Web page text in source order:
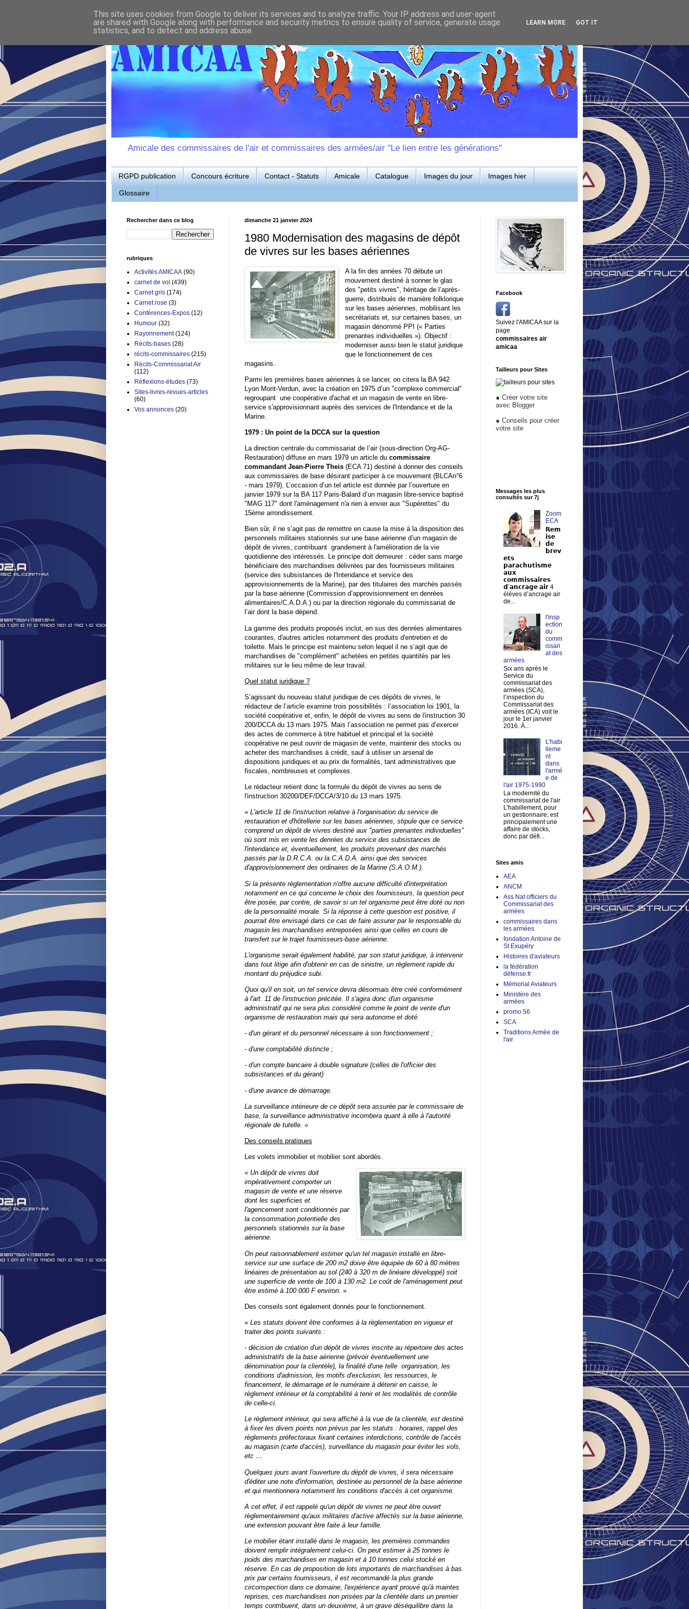
Amicale des commissaires de l'air et commissaires des armées/air "Le lien entre les générations"
RGPD publication Concours écriture Contact - Statuts Amicale Catalogue Images du jour Images hier
Glossaire
dimanche 21 janvier 2024
1980 Modernisation des magasins de dépôt
de vivres sur les bases aériennes
A la fin des années 70 débute un
mouvement destiné à sonner le glas
des "petits vivres", héritage de l’après-
guerre, distribués de manière folklorique
sur les bases aériennes, mobilisant les
secrétariats et, sur certaines bases, un
magasin dénommé PPI (« Parties
prenantes individuelles »). Objectif :
moderniser aussi bien le statut juridique
que le fonctionnement de ces
magasins.
Parmi les premières bases aériennes à se lancer, on citera la BA 942
Lyon Mont-Verdun, avec la création en 1975 d’un "complexe commercial"
regroupant une coopérative d'achat et un magasin de vente en libre-
service s'approvisionnant auprès des services de l'Intendance et de la
Marine.
1979 : Un point de la DCCA sur la question
La direction centrale du commissariat de l’air (sous-direction Org-AG-
Restauration) diffuse en mars 1979 un article du commissaire
commandant Jean-Pierre Theis (ECA 71) destiné à donner des conseils
aux commissaires de base désirant participer à ce mouvement (BLCAn°6
- mars 1979). L’occasion d’un tel article est donnée par l’ouverture en
janvier 1979 sur la BA 117 Paris-Balard d’un magasin libre-service baptisé
"MAG 117" dont l'aménagement n'a rien à envier aux "Supérettes" du
15ème arrondissement.
Bien sûr, il ne s’agit pas de remettre en cause la mise à la disposition des
personnels militaires stationnés sur une base aérienne d’un magasin de
dépôt de vivres, contribuant grandement à l'amélioration de la vie
quotidienne des intéressés. Le principe doit demeurer : céder sans marge
bénéficiaire des marchandises délivrées par des fournisseurs militaires
(service des subsistances de l'Intendance et service des
approvisionnements de la Marine), par des titulaires des marchés passés
par la base aérienne (Commission d’approvisionnement en denrées
alimentaires/C.A.D.A.) ou par la direction régionale du commissariat de
l’air dont la base dépend.
La gamme des produits proposés inclut, en sus des denrées alimentaires
courantes, d'autres articles notamment des produits d'entretien et de
toilette. Mais le principe est maintenu selon lequel il ne s’agit que de
marchandises de "complément" achetées en petites quantités par les
militaires sur le lieu même de leur travail.
Quel statut juridique ?
S’agissant du nouveau statut juridique de ces dépôts de vivres, le
rédacteur de l’article examine trois possibilités : l’association loi 1901, la
société coopérative et, enfin, le dépôt de vivres au sens de l'instruction 30
200/DCCA du 13 mars 1975. Mais l’association ne permet pas d’exercer
des actes de commerce à titre habituel et principal et la société
coopérative ne peut ouvrir de magasin de vente, maintenir des stocks ou
acheter des marchandises à crédit, sauf à utiliser un arsenal de
dispositions juridiques et au prix de formalités, tant administratives que
fiscales, nombreuses et complexes.
Le rédacteur retient donc la formule du dépôt de vivres au sens de
l'instruction 30200/DEF/DCCA/3/10 du 13 mars 1975.
« L'article 11 de l'instruction relative à l'organisation du service de
restauration et d'hôtellerie sur les bases aériennes, stipule que ce service
comprend un dépôt de vivres destiné aux "parties prenantes individuelles"
où sont mis en vente les denrées du service des subsistances de
l'intendance et, éventuellement, les produits provenant des marchés
passés par la D.R.C.A. ou la C.A.D.A. ainsi que des services
d'approvisionnement des ordinaires de la Marine (S.A.O.M.).
Si la présente règlementation n'offre aucune difficulté d'interprétation
notamment en ce qui concerne le choix des fournisseurs, la question peut
être posée, par contre, de savoir si un tel organisme peut être doté ou non
de la personnalité morale. Si la réponse à cette question est positive, il
pourrait être envisagé dans ce cas de faire assurer par le responsable du
magasin les marchandises entreposées ainsi que celles en cours de
transfert sur le trajet fournisseurs-base aérienne.
L'organisme serait également habilité, par son statut juridique, à intervenir
dans tout litige afin d'obtenir en cas de sinistre, un règlement rapide du
montant du préjudice subi.
Quoi qu'il en soit, un tel service devra désormais être créé conformément
à l'art. 11 de l'instruction précitée. Il s'agira donc d'un organisme
administratif qui ne sera plus considéré comme le point de vente d'un
organisme de restauration mais qui sera autonome et doté:
- d'un gérant et du personnel nécessaire à son fonctionnement ;
- d'une comptabilité distincte ;
- d'un compte bancaire à double signature (celles de l'officier des
subsistances et du gérant)
- d'une avance de démarrage.
La surveillance intérieure de ce dépôt sera assurée par le commissaire de
base, la surveillance administrative incombera quant à elle à l'autorité
régionale de tutelle. »
Des conseils pratiques
Les volets immobilier et mobilier sont abordés.
« Un dépôt de vivres doit
impérativement comporter un
magasin de vente et une réserve
dont les superficies et
l'agencement sont conditionnés par
la consommation potentielle des
personnels stationnés sur la base
aérienne.
On peut raisonnablement estimer qu'un tel magasin installé en libre-
service sur une surface de 200 m2 doive être équipée de 60 à 80 mètres
linéaires de présentation au sol (240 à 320 m de linéaire développé) soit
une superficie de vente de 100 à 130 m2. Le coût de l'aménagement peut
être estimé à 100 000 F environ. »
Des conseils sont également donnés pour le fonctionnement.
« Les statuts doivent être conformes à la règlementation en vigueur et
traiter des points suivants :
- décision de création d'un dépôt de vivres inscrite au répertoire des actes
administratifs de la base aérienne (prévoir éventuellement une
dénomination pour la clientèle), la finalité d'une telle organisation, les
conditions d'admission, les motifs d'exclusion, les ressources, le
financement, le démarrage et le numéraire à détenir en caisse, le
règlement intérieur et la comptabilité à tenir et les modalités de contrôle
de celle-ci.
Le règlement intérieur, qui sera affiché à la vue de la clientèle, est destiné
à fixer les divers points non prévus par les statuts : horaires, rappel des
règlements préfectoraux fixant certaines interdictions, contrôle de l'accès
au magasin (carte d'accès), surveillance du magasin pour éviter les vols,
etc …
Quelques jours avant l'ouverture du dépôt de vivres, il sera nécessaire
d'éditer une note d'information, destinée au personnel de la base aérienne
et qui mentionnera notamment les conditions d'accès à cet organisme.
A cet effet, il est rappelé qu'un dépôt de vivres ne peut être ouvert
règlementairement qu'aux militaires d'active affectés sur la base aérienne,
une extension pouvant être faite à leur famille.
Le mobilier étant installé dans le magasin, les premières commandes
doivent remplir intégralement celui-ci. On peut estimer à 25 tonnes le
poids des marchandises en magasin et à 10 tonnes celui stocké en
réserve. En cas de proposition de lots importants de marchandises à bas
prix par certains fournisseurs, il est recommandé la plus grande
circonspection dans ce domaine, l'expérience ayant prouvé qu'à maintes
reprises, ces marchandises non prisées par la clientèle dans un premier
temps contribuent, dans un deuxième, à un grave déséquilibre dans la
Rechercher dans ce blog
rubriques
Activités AMICAA (90)
carnet de vol (439)
Carnet gris (174)
Carnet rose (3)
Conférences-Expos (12)
Humour (32)
Rayonnement (124)
Récits-bases (28)
récits-commissaires (215)
Récits-Commissariat Air
(112)
Réflexions-études (73)
Sites-livres-revues-articles
(60)
Vos annonces (20)
Facebook
Suivez l'AMICAA sur la
page
commissaires air
amicaa
Tailleurs pour Sites
● Créer votre site
avec Blogger
● Conseils pour créer
votre site
Messages les plus
consultés sur 7j
Zoom
ECA
𝗥𝗲𝗺
𝗶𝘀𝗲
𝗱𝗲
𝗯𝗿𝗲𝘃
𝗲𝘁𝘀
𝗽𝗮𝗿𝗮𝗰𝗵𝘂𝘁𝗶𝘀𝗺𝗲
𝗮𝘂𝘅
𝗰𝗼𝗺𝗺𝗶𝘀𝘀𝗮𝗶𝗿𝗲𝘀
𝗱’𝗮𝗻𝗰𝗿𝗮𝗴𝗲 𝗮𝗶𝗿 4
élèves d’ancrage air
de...
l'insp
ection
du
comm
issari
at des
armées
Six ans après le
Service du
commissariat des
armées (SCA),
l’inspection du
Commissariat des
armées (ICA) voit le
jour le 1er janvier
2016. À...
L'habi
lleme
nt
dans
l'armé
e de
l'air 1975-1990
La modernité du
commissariat de l'air
L'habillement, pour
un gestionnaire, est
principalement une
affaire de stocks,
donc par défi...
Sites amis
AEA
ANCM
Ass Nat officiers du
Commissariat des
armées
commissaires dans
les armées
fondation Antoine de
St Exupéry
Histoires d'aviateurs
la fédération
défense.fr
Mémorial Aviateurs
Ministère des
armées
promo 56
SCA
Traditions Armée de
l'air
This site uses cookies from Google to deliver its services and to analyze traffic. Your IP address and user-agent
are shared with Google along with performance and security metrics to ensure quality of service, generate usage
statistics, and to detect and address abuse.
LEARN MORE GOT IT